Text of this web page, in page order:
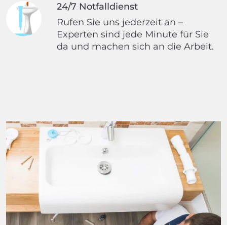
24/7 Notfalldienst
Rufen Sie uns jederzeit an –
Experten sind jede Minute für Sie
da und machen sich an die Arbeit.